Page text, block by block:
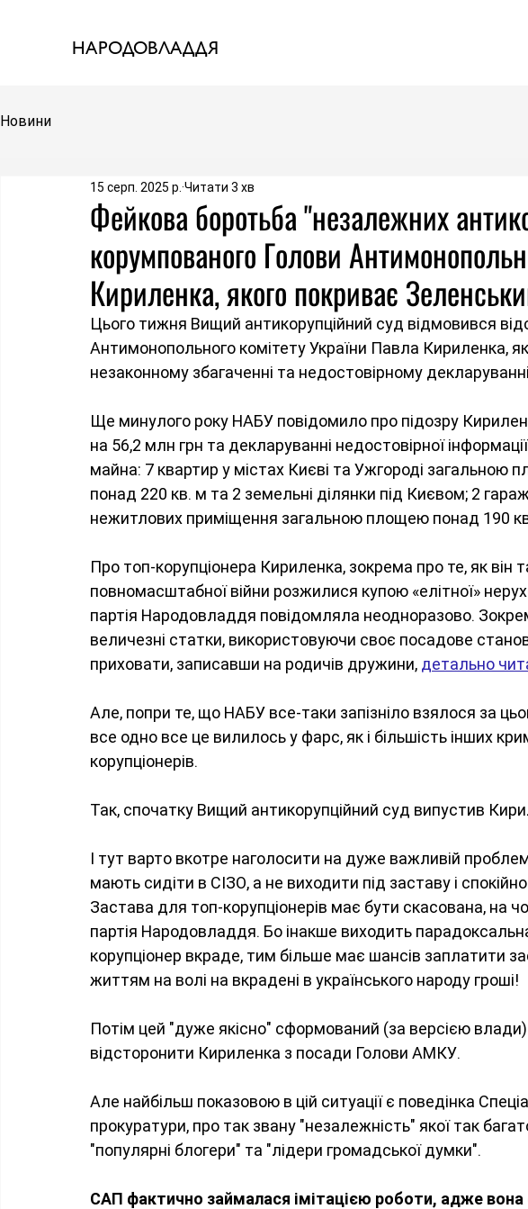
НАРОДОВЛАДДЯ
Новини
Фейкова боротьба "незалежних
корумпованого Голови
Кириленка, якого покриває
15 серп. 2025 р. Читати 3 хв
Цього тижня Вищий антикорупційний суд відмовився
Антимонопольного комітету України Павла Кириленка,
незаконному збагаченні та недостовірному
Ще минулого року НАБУ повідомило про підозру
на 56,2 млн грн та декларуванні недостовірної
майна: 7 квартир у містах Києві та Ужгороді загальною
понад 220 кв. м та 2 земельні ділянки під Києвом; 2
нежитлових приміщення загальною площею понад 190
Про топ-корупціонера Кириленка, зокрема про те, як він
повномасштабної війни розжилися купою «елітної»
партія Народовладдя повідомляла неодноразово.
величезні статки, використовуючи своє посадове
приховати, записавши на родичів дружини, детально
Але, попри те, що НАБУ все-таки запізніло взялося за
все одно все це вилилось у фарс, як і більшість інших
корупціонерів.
Так, спочатку Вищий антикорупційний суд випустив
І тут варто вкотре наголосити на дуже важливій
мають сидіти в СІЗО, а не виходити під заставу і
Застава для топ-корупціонерів має бути скасована, на
партія Народовладдя. Бо інакше виходить
корупціонер вкраде, тим більше має шансів заплатити
життям на волі на вкрадені в українського народу гроші!
Потім цей "дуже якісно" сформований (за версією влади)
відсторонити Кириленка з посади Голови АМКУ.
Але найбільш показовою в цій ситуації є поведінка
прокуратури, про так звану "незалежність" якої так
"популярні блогери" та "лідери громадської думки".
САП фактично займалася імітацією роботи, адже вона